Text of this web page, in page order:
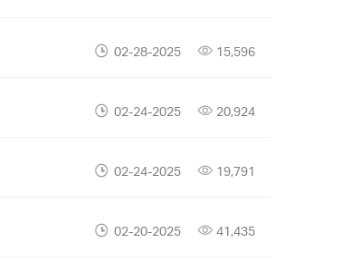
02-28-2025 15,596
02-24-2025 20,924
02-24-2025 19,791
02-20-2025 41,435